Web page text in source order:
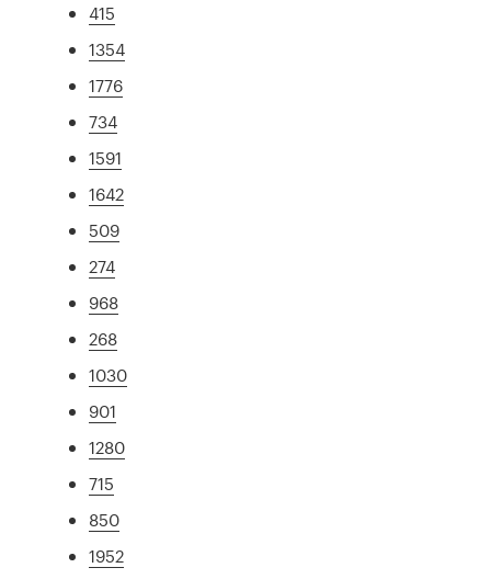
415
1354
1776
734
1591
1642
509
274
968
268
1030
901
1280
715
850
1952